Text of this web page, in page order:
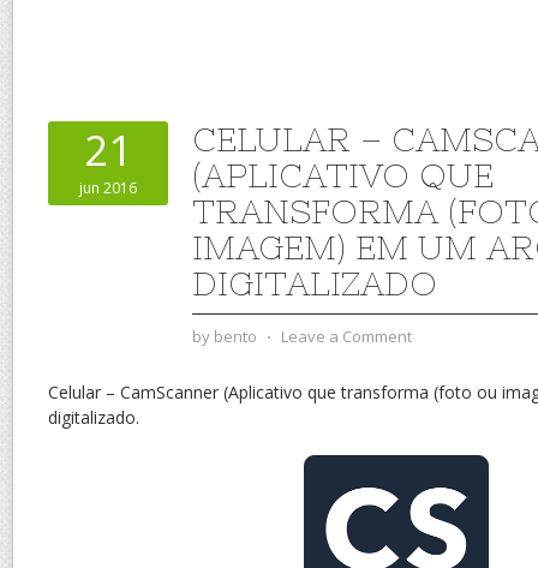
21
jun 2016
CELULAR –
(APLICATIVO QUE
TRANSFORMA
IMAGEM) EM UM
DIGITALIZADO
by bento ⋅ Leave a Comment
Celular – CamScanner (Aplicativo que transforma (foto ou
digitalizado.